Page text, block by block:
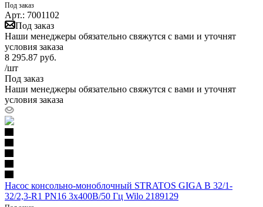
Под заказ
Арт.: 7001102
Под заказ
Наши менеджеры обязательно свяжутся с вами и уточнят
условия заказа
8 295.87 руб.
/шт
Под заказ
Наши менеджеры обязательно свяжутся с вами и уточнят
условия заказа
Насос консольно-моноблочный STRATOS GIGA B 32/1-
32/2,3-R1 PN16 3х400В/50 Гц Wilo 2189129